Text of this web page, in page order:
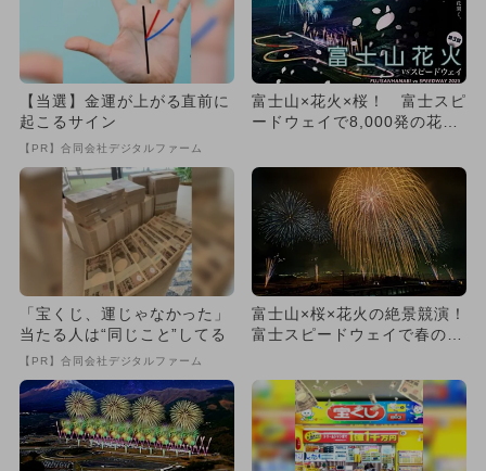
【当選】金運が上がる直前に
起こるサイン
【PR】合同会社デジタルファーム
富士山×花火×桜！ 富士スピ
ードウェイで8,000発の花火
「宝くじ、運じゃなかった」
当たる人は“同じこと”してる
【PR】合同会社デジタルファーム
富士山×桜×花火の絶景競演！
富士スピードウェイで春の花